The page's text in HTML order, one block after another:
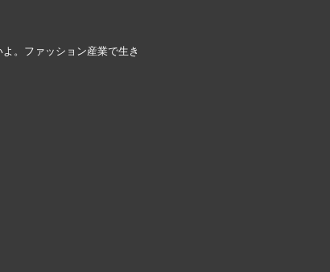
。ファッション産業で生き